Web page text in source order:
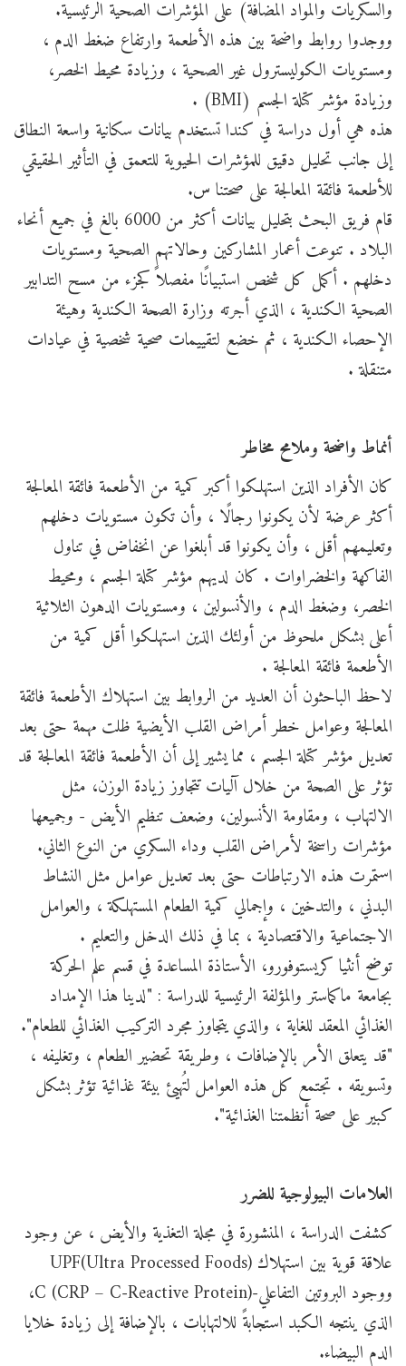
والسكريات والمواد المضافة) على المؤشرات الصحية الرئيسية.
ووجدوا روابط واضحة بين هذه الأطعمة وارتفاع ضغط الدم ،
ومستويات الكوليسترول غير الصحية ، وزيادة محيط الخصر،
وزيادة مؤشر كتلة الجسم (BMI) .
هذه هي أول دراسة في كندا تستخدم بيانات سكانية واسعة النطاق
إلى جانب تحليل دقيق للمؤشرات الحيوية للتعمق في التأثير الحقيقي
للأطعمة فائقة المعالجة على صحتنا س.
قام فريق البحث بتحليل بيانات أكثر من 6000 بالغ في جميع أنحاء
البلاد . تنوعت أعمار المشاركين وحالاتهم الصحية ومستويات
دخلهم . أكمل كل شخص استبيانًا مفصلاً كجزء من مسح التدابير
الصحية الكندية ، الذي أجرته وزارة الصحة الكندية وهيئة
الإحصاء الكندية ، ثم خضع لتقييمات صحية شخصية في عيادات
متنقلة .
أنماط واضحة وملامح مخاطر
كان الأفراد الذين استهلكوا أكبر كمية من الأطعمة فائقة المعالجة
أكثر عرضة لأن يكونوا رجالًا ، وأن تكون مستويات دخلهم
وتعليمهم أقل ، وأن يكونوا قد أبلغوا عن انخفاض في تناول
الفاكهة والخضراوات . كان لديهم مؤشر كتلة الجسم ، ومحيط
الخصر، وضغط الدم ، والأنسولين ، ومستويات الدهون الثلاثية
أعلى بشكل ملحوظ من أولئك الذين استهلكوا أقل كمية من
الأطعمة فائقة المعالجة .
لاحظ الباحثون أن العديد من الروابط بين استهلاك الأطعمة فائقة
المعالجة وعوامل خطر أمراض القلب الأيضية ظلت مهمة حتى بعد
تعديل مؤشر كتلة الجسم ، مما يشير إلى أن الأطعمة فائقة المعالجة قد
تؤثر على الصحة من خلال آليات تتجاوز زيادة الوزن، مثل
الالتهاب ، ومقاومة الأنسولين، وضعف تنظيم الأيض - وجميعها
مؤشرات راسخة لأمراض القلب وداء السكري من النوع الثاني.
استمرت هذه الارتباطات حتى بعد تعديل عوامل مثل النشاط
البدني ، والتدخين ، وإجمالي كمية الطعام المستهلكة ، والعوامل
الاجتماعية والاقتصادية ، بما في ذلك الدخل والتعليم .
توضح أنثيا كريستوفورو، الأستاذة المساعدة في قسم علم الحركة
بجامعة ماكماستر والمؤلفة الرئيسية للدراسة : "لدينا هذا الإمداد
الغذائي المعقد للغاية ، والذي يتجاوز مجرد التركيب الغذائي للطعام".
"قد يتعلق الأمر بالإضافات ، وطريقة تحضير الطعام ، وتغليفه ،
وتسويقه . تجتمع كل هذه العوامل لتُهيئ بيئة غذائية تؤثر بشكل
كبير على صحة أنظمتنا الغذائية".
العلامات البيولوجية للضرر
كشفت الدراسة ، المنشورة في مجلة التغذية والأيض ، عن وجود
علاقة قوية بين استهلاك UPF(Ultra Processed Foods)
ووجود البروتين التفاعلي-C (CRP – C-Reactive Protein)،
الذي ينتجه الكبد استجابةً للالتهابات ، بالإضافة إلى زيادة خلايا
الدم البيضاء.